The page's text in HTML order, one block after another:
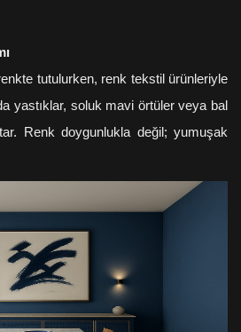
tutulurken, renk tekstil ürünleriyle
yastıklar, soluk mavi örtüler veya bal
Renk doygunlukla değil; yumuşak